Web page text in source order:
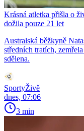
Krásná atletka přišla o
dožila pouze 21 let
Australská běžkyně
středních tratích,
sdělena.
SportyŽivě
dnes, 07:06
3 min